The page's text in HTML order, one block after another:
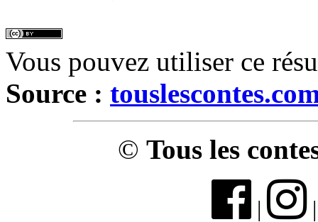
Vous pouvez utiliser ce
Source :
© Tous les
|